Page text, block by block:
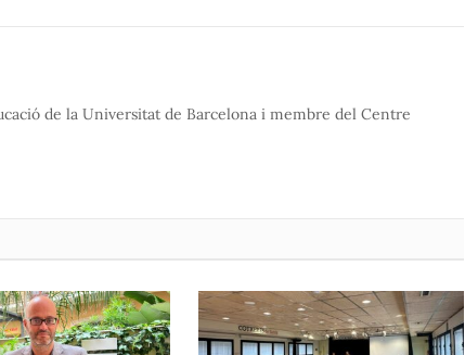
de la Universitat de Barcelona i membre del Centre